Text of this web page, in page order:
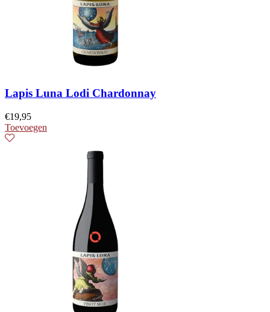
Lapis Luna Lodi Chardonnay
€19,95
Toevoegen